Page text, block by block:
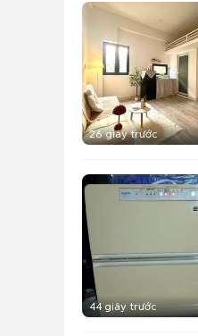
26 giây trước
44 giây trước